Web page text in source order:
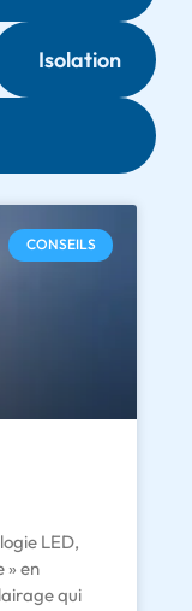
Isolation
CONSEILS
LED,
» en
qui